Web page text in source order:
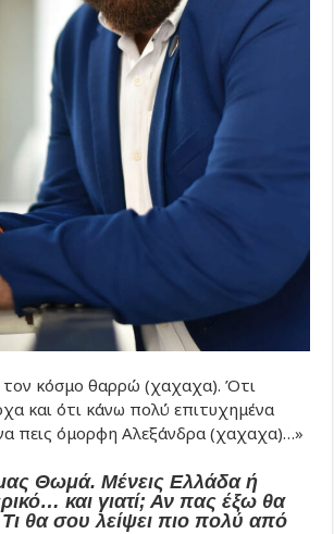
τον κόσμο θαρρώ (χαχαχα). Ότι
και ότι κάνω πολύ επιτυχημένα
πεις όμορφη Αλεξάνδρα (χαχαχα)…»
Θωμά. Μένεις Ελλάδα ή
και γιατί; Αν πας έξω θα
θα σου λείψει πιο πολύ από